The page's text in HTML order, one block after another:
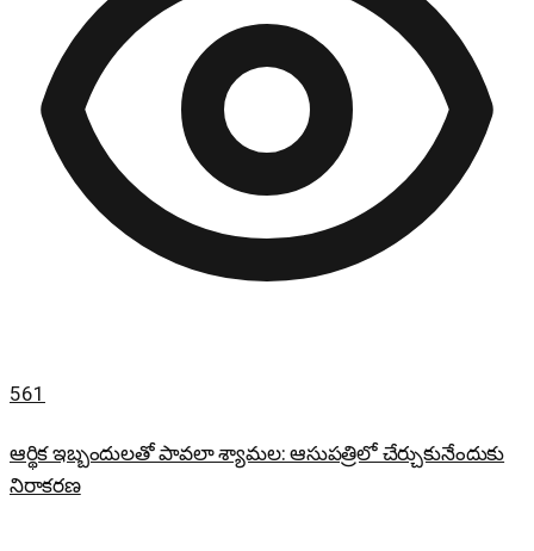
561
ఆర్థిక ఇబ్బందులతో పావలా శ్యామల: ఆసుపత్రిలో చేర్చుకునేందుకు
నిరాకరణ